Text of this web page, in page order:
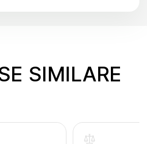
SIMILARE